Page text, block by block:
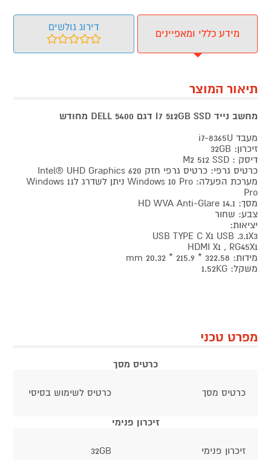
מידע כללי ומאפיינים
דירוג גולשים
תיאור המוצר
מחשב נייד I7 512GB SSD דגם 5400 DELL מחודש
מעבד i7-8365U
זיכרון: 32GB
דיסק : M2 512 SSD
כרטיס גרפי: כרטיס גרפי חזק Intel® UHD Graphics 620
מערכת הפעלה: Windows 10 Pro ניתן לשדרג לWindows 11
Pro
מסך: 14.1 HD WVA Anti-Glare
צבע: שחור
יציאות:
USB TYPE C X1 USB .3.1X3
HDMI X1 , RG45X1
מידות: 322.58 * 215.9 * 20.32 mm
משקל: 1.52KG
מפרט טכני
כרטיס מסך
כרטיס מסך כרטיס לשימוש בסיסי
זיכרון פנימי
זיכרון פנימי 32GB